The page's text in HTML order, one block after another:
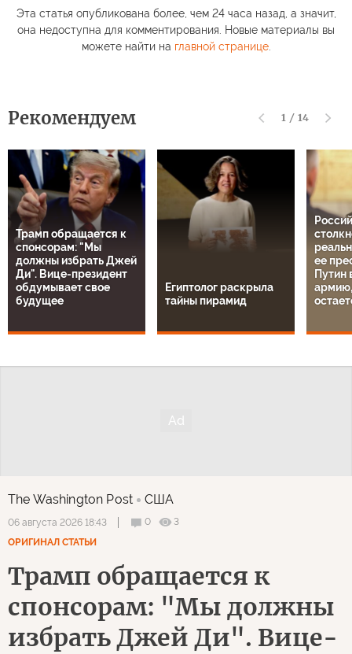
Эта статья опубликована более, чем 24 часа назад, а значит,
она недоступна для комментирования. Новые материалы вы
можете найти на главной странице.
Рекомендуем 1 / 14
Трамп обращается к
спонсорам: "Мы
должны избрать Джей
Ди". Вице-президент
обдумывает свое
будущее
Египтолог раскрыла
тайны пирамид
ее
Путин
The Washington Post США
06 августа 2026 18:43 0
3
ОРИГИНАЛ СТАТЬИ
Трамп обращается к
спонсорам: "Мы должны
избрать Джей Ди". Вице-